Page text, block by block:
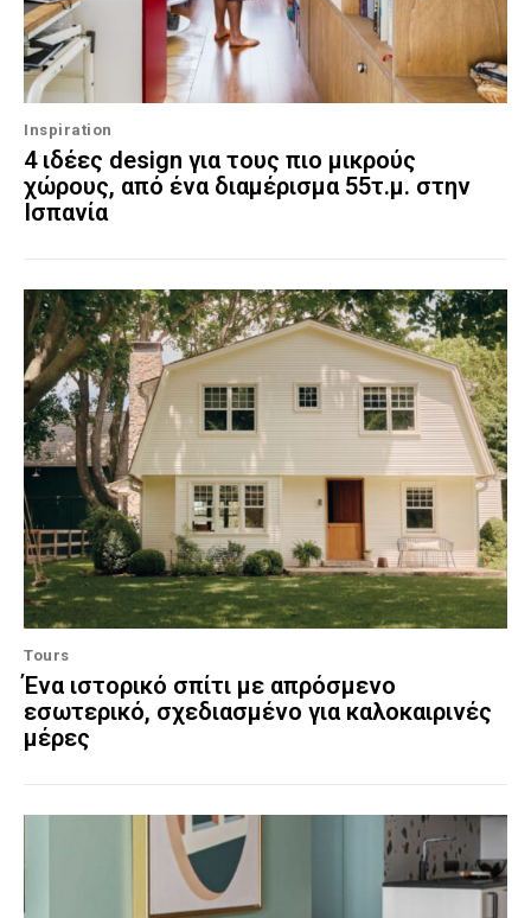
Inspiration
4 ιδέες design για τους πιο μικρούς
χώρους, από ένα διαμέρισμα 55τ.μ. στην
Ισπανία
Tours
Ένα ιστορικό σπίτι με απρόσμενο
εσωτερικό, σχεδιασμένο για καλοκαιρινές
μέρες